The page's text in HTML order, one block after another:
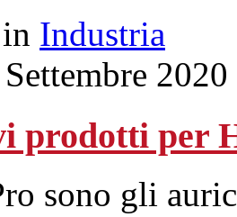
Industria
prodotti per
sono gli